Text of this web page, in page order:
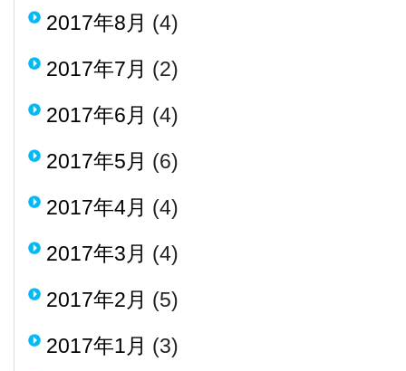
2017年8月 (4)
2017年7月 (2)
2017年6月 (4)
2017年5月 (6)
2017年4月 (4)
2017年3月 (4)
2017年2月 (5)
2017年1月 (3)